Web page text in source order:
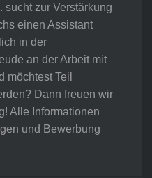
sucht zur Verstärkung
einen Assistant
in der
an der Arbeit mit
möchtest Teil
Dann freuen wir
Alle Informationen
und Bewerbung